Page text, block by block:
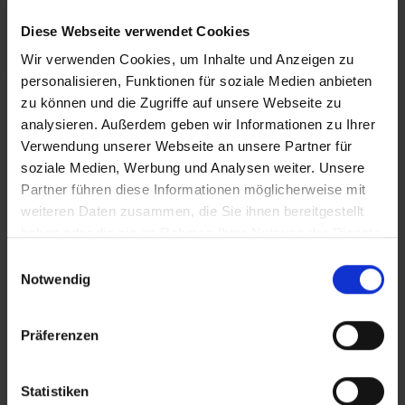
Diese Webseite verwendet Cookies
Wir verwenden Cookies, um Inhalte und Anzeigen zu
personalisieren, Funktionen für soziale Medien anbieten
zu können und die Zugriffe auf unsere Webseite zu
analysieren. Außerdem geben wir Informationen zu Ihrer
Verwendung unserer Webseite an unsere Partner für
soziale Medien, Werbung und Analysen weiter. Unsere
Partner führen diese Informationen möglicherweise mit
weiteren Daten zusammen, die Sie ihnen bereitgestellt
Notwendig
Präferenzen
Statistiken
und Versandvorgänge in Ihrem Unternehmen erleichtert.
Welche konkreten Vorteile bietet das Ihrem Unternehmen? Ihr
Nutzen durch unsere Lösung im Überblick:
Schaffen durchgängiger Prozesse
Mit dem ORBIS Verpackungs-Cockpit haben Sie alle
relevanten Verpackungs- und Versandschritte stets im Blick.
Dadurch können Sie alle Prozesse durchgängig, effizient und
Durch den umfassenden Überblick bleiben außerdem
vor dem Versand an den Kunden behoben werden.